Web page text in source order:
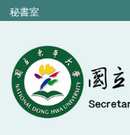
跳
到
內
容
區
秘書室